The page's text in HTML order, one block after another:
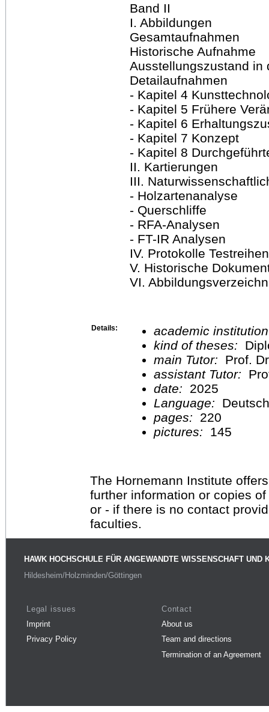
Band II
I. Abbildungen
Gesamtaufnahmen
Historische Aufnahme
Ausstellungszustand in
Detailaufnahmen
- Kapitel 4
- Kapitel 5 Frühere
- Kapitel 6
- Kapitel 7 Konzept
- Kapitel 8
II. Kartierungen
III.
- Holzartenanalyse
- Querschliffe
- RFA-Analysen
- FT-IR Analysen
IV. Protokolle Testreihen
V. Historische
VI.
Details:
academic
kind of theses:
main Tutor:
Prof.
assistant Tutor:
date:
2025
Language: Deutsch
pages:
220
pictures:
145
The Hornemann Institute
further information or copies
or - if there is no contact
faculties.
HAWK HOCHSCHULE FÜR ANGEWANDTE WISSENSCHAFT UND
Hildesheim/Holzminden/Göttingen
Legal issues
Imprint
Privacy Policy
Contact
About us
Team and directions
Termination of an Agreement